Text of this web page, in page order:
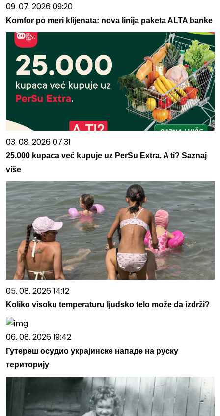
09. 07. 2026 09:20
Komfor po meri klijenata: nova linija paketa ALTA banke
03. 08. 2026 07:31
25.000 kupaca već kupuje uz PerSu Extra. A ti? Saznaj
više
05. 08. 2026 14:12
Koliko visoku temperaturu ljudsko telo može da izdrži?
06. 08. 2026 19:42
Гутереш осудио украјинске нападе на руску
територију